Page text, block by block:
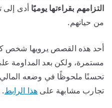
التزامهم بقراءتها يوميًا أدى إلى
من حياتهم.
أحد هذه القصص يرويها شخص
مستمرة، ولكن بعد المداومة
تحسنًا ملحوظًا في وضعه
تجارب مشابهة على هذا الرابط.